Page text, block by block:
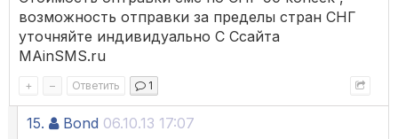
возможность отправки за пределы стран СНГ
уточняйте индивидуально С Ссайта
MAinSMS.ru
+ – Ответить 1
15. Bond 06.10.13 17:07